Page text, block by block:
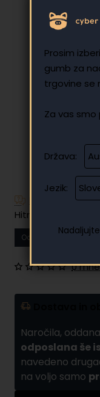
Prosim
gumb za
trgovine se
Za vas smo
Država:
Jezik:
Imate dodatna
Hitro in enostavno
Od Vaš
Naročila, oddana
odposlana še
navedeno
na voljo samo
0